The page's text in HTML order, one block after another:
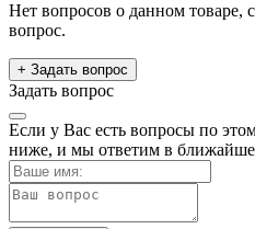
Нет вопросов о данном товаре,
вопрос.
+ Задать вопрос
Задать вопрос
Если у Вас есть вопросы по
ниже, и мы ответим в